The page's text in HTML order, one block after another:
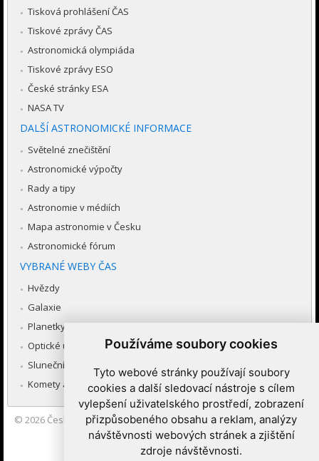
Používáme soubory cookies
Tyto webové stránky používají soubory
cookies a další sledovací nástroje s cílem
vylepšení uživatelského prostředí, zobrazení
přizpůsobeného obsahu a reklam, analýzy
návštěvnosti webových stránek a zjištění
zdroje návštěvnosti.
Tisková prohlášení ČAS
Tiskové zprávy ČAS
Astronomická olympiáda
Tiskové zprávy ESO
České stránky ESA
NASA TV
DALŠÍ ASTRONOMICKÉ INFORMACE
Světelné znečištění
Astronomické výpočty
Rady a tipy
Astronomie v médiích
Mapa astronomie v Česku
Astronomické fórum
VYBRANÉ WEBY ČAS
Hvězdy
Galaxie
Planetky
Optické úkazy v atmosféře
Sluneční soustava
Komety a meteory
© 2026 Česká astronomická společnost|Hvězdárna a planetárium
Brno spolupracuje se serverem Astro.cz